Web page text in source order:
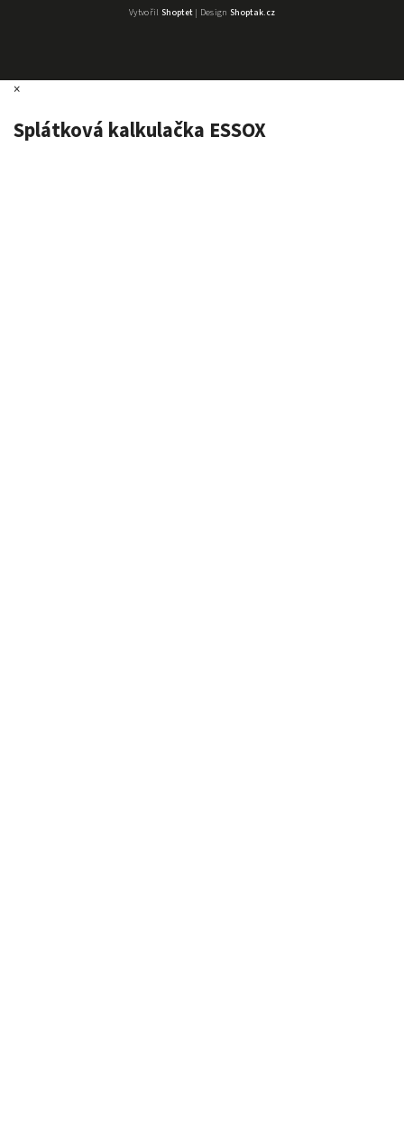
Vytvořil Shoptet| Design Shoptak.cz
×
Splátková kalkulačka ESSOX